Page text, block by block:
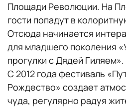
Площади Революции. На
гости попадут в
Отсюда начинается
для младшего поколения
прогулки с Дядей Гиляем».
С 2012 года фестиваль
Рождество» создает
чуда, регулярно радуя